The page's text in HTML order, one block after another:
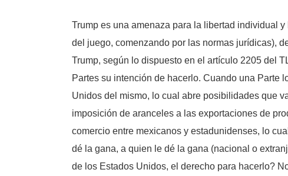
Trump es una amenaza para la libertad individual
del juego, comenzando por las normas jurídicas),
Trump, según lo dispuesto en el artículo 2205 del
Partes su intención de hacerlo. Cuando una Parte
Unidos del mismo, lo cual abre posibilidades que
imposición de aranceles a las exportaciones de
comercio entre mexicanos y estadunidenses, lo
dé la gana, a quien le dé la gana (nacional o
de los Estados Unidos, el derecho para hacerlo?